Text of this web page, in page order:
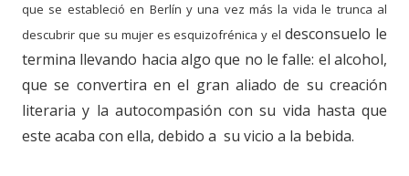
que se estableció en Berlín y una vez más la vida le trunca al
descubrir que su mujer es esquizofrénica y eldesconsuelo le
termina llevando hacia algo que no le falle: el alcohol,
que se convertira en el gran aliado de su creación
literaria y la autocompasión con su vida hasta que
este acaba con ella, debido a su vicio a la bebida.